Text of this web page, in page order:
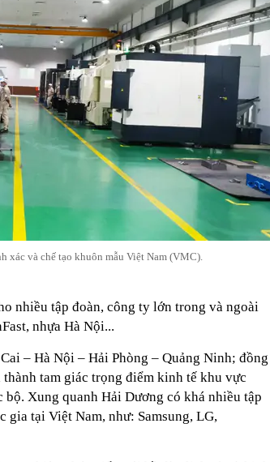
và chế tạo khuôn mẫu Việt Nam (VMC).
nhiều tập đoàn, công ty lớn trong và ngoài
nhựa Hà Nội...
– Hà Nội – Hải Phòng – Quảng Ninh; đồng
tam giác trọng điểm kinh tế khu vực
Xung quanh Hải Dương có khá nhiều tập
gia tại Việt Nam, như: Samsung, LG,